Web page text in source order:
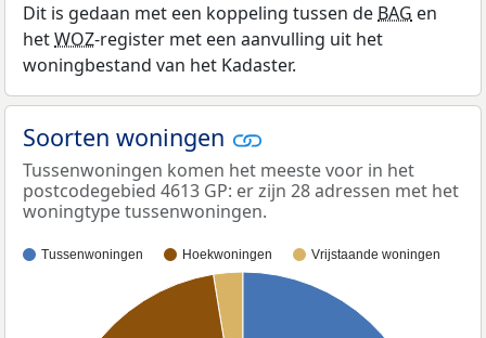
Dit is gedaan met een koppeling tussen de BAG en
hetWOZ-register met een aanvulling uit het
woningbestand van het Kadaster.
Soorten woningen
Tussenwoningen komen het meeste voor in het
postcodegebied 4613 GP: er zijn 28 adressen met het
woningtype tussenwoningen.
Tussenwoningen Hoekwoningen Vrijstaande woningen